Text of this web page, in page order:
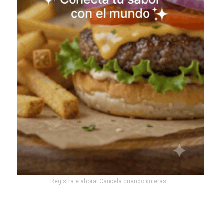
Registrate ahora! Cancela cuando quieras...